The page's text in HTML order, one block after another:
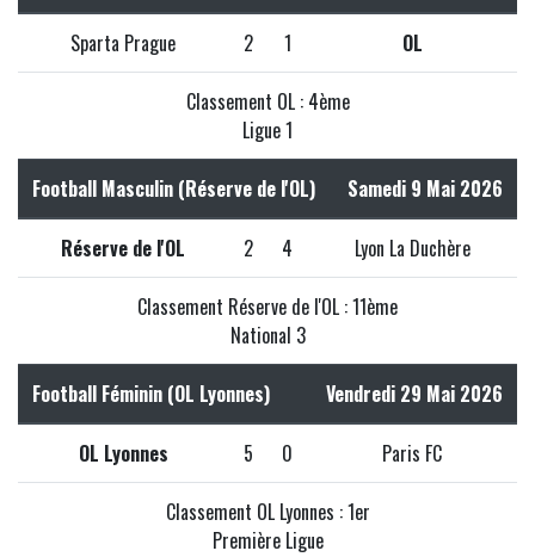
Sparta Prague 2 1 OL
Classement OL : 4ème
Ligue 1
Football Masculin (Réserve de l'OL) Samedi 9 Mai 2026
Réserve de l'OL 2 4 Lyon La Duchère
Classement Réserve de l'OL : 11ème
National 3
Football Féminin (OL Lyonnes) Vendredi 29 Mai 2026
OL Lyonnes 5 0 Paris FC
Classement OL Lyonnes : 1er
Première Ligue